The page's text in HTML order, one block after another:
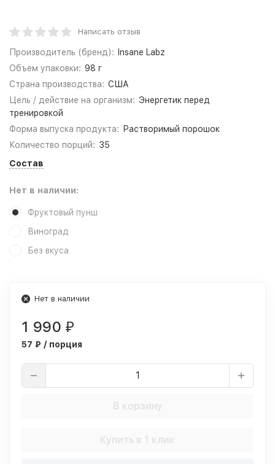
Написать отзыв
Производитель (бренд):
Insane Labz
Объем упаковки: 98 г
Страна производства: США
Цель / действие на организм: Энергетик перед
тренировкой
Форма выпуска продукта:
Растворимый порошок
Количество порций: 35
Состав
Нет в наличии:
Фруктовый пунш
Виноград
Без вкуса
Нет в наличии
1 990 ₽
57 ₽ / порция
В корзину
Купить в 1 клик